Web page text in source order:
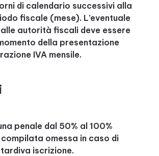
di calendario successivi alla
fiscale (mese). L’eventuale
autorità fiscali deve essere
della presentazione
IVA mensile.
penale dal 50% al 100%
compilata omessa in caso di
iscrizione.